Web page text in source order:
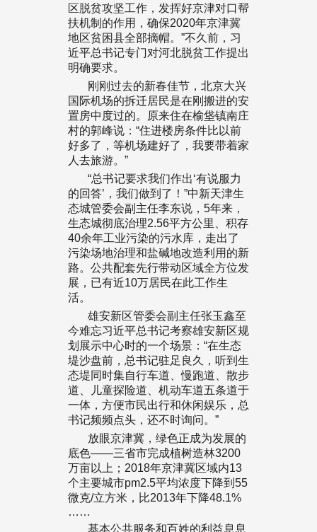
区脱贫攻坚工作，发挥好京津对口帮
扶机制的作用，确保2020年京津冀
地区贫困县全部摘帽。”不久前，习
近平总书记专门对河北脱贫工作提出
明确要求。
刚刚过去的新春佳节，北京大兴
国际机场的拆迁居民是在刚搬进的安
置房中度过的。原来住在榆垡镇南庄
村的郭峰说：“住进楼房条件比以前
好多了，等机场建好了，我要带着家
人去旅游。”
“总书记要求我们作出‘有说服力
的回答’，我们做到了！”中新天津生
态城管委会副主任李东说，5年来，
生态城彻底治理2.56平方公里、积存
40余年工业污染的污水库，走出了
污染场地治理和盐碱地改造利用的新
路。公共配套先行带动区域全方位发
展，已有近10万居民在此工作生
活。
雄安新区管委会副主任张玉鑫至
今难忘习近平总书记考察雄安新区规
划展示中心时的一个场景：“在生态
堤沙盘前，总书记驻足良久，听到生
态堤同时集自行车道、慢跑道、散步
道、儿童探险道、机动车道五条道于
一体，方便市民出行和休闲娱乐，总
书记频频点头，还不时询问。”
放眼京津冀，绿色正成为发展的
底色——三省市完成植树造林3200
万亩以上；2018年京津冀区域内13
个主要城市pm2.5平均浓度下降到55
微克/立方米，比2013年下降48.1%
……
基本公共服务和百姓的利益息息